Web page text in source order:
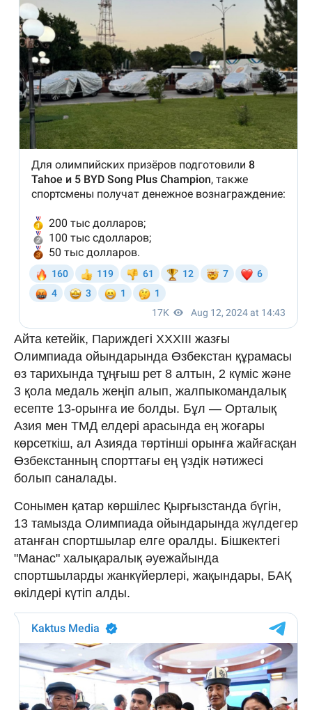
Айта кетейік, Париждегі ХХХІІІ жазғы
Олимпиада ойындарында Өзбекстан құрамасы
өз тарихында тұңғыш рет 8 алтын, 2 күміс және
3 қола медаль жеңіп алып, жалпыкомандалық
есепте 13-орынға ие болды. Бұл — Орталық
Азия мен ТМД елдері арасында ең жоғары
көрсеткіш, ал Азияда төртінші орынға жайғасқан
Өзбекстанның спорттағы ең үздік нәтижесі
болып саналады.
Сонымен қатар көршілес Қырғызстанда бүгін,
13 тамызда Олимпиада ойындарында жүлдегер
атанған спортшылар елге оралды. Бішкектегі
"Манас" халықаралық әуежайында
спортшыларды жанкүйерлері, жақындары, БАҚ
өкілдері күтіп алды.